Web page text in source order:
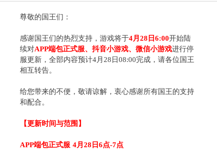
尊敬的国王们：
感谢国王们的热烈支持，游戏将于4月28日6:00开始陆
续对APP端包正式服、抖音小游戏、微信小游戏进行停
服更新，全部内容预计4月28日08:00完成，请各位国王
相互转告。
给您带来的不便，敬请谅解，衷心感谢所有国王的支持
和配合。
【更新时间与范围】
APP端包正式服 4月28日6点-7点